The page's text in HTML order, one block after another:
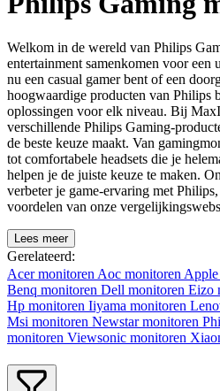
Welkom in de wereld van Philips
entertainment samenkomen voor een
nu een casual gamer bent of een
hoogwaardige producten van Philips
oplossingen voor elk niveau. Bij
verschillende Philips Gaming-
de beste keuze maakt. Van
tot comfortabele headsets die je
helpen je de juiste keuze te maken.
verbeter je game-ervaring met
voordelen van onze
Lees meer
Gerelateerd:
Acer monitoren Aoc monitoren
Benq monitoren Dell monitoren Eizo
Hp monitoren Iiyama monitoren
Msi monitoren Newstar monitoren
monitoren Viewsonic monitoren